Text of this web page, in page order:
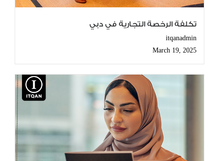
تكلفة الرخصة التجارية في دبي
itqanadmin
March 19, 2025